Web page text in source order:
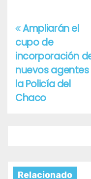
de
entradas
Ampliarán el
cupo de
incorporación
nuevos
la Policía del
Chaco
Relacionado